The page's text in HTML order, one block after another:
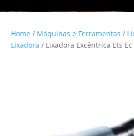
Home / Máquinas e Ferramentas /
Lixadora / Lixadora Excêntrica Ets